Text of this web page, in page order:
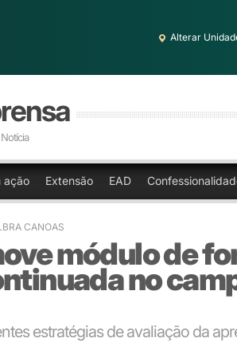
Alterar
ação Extensão EAD
CANOAS
módulo de
no
estratégias de avaliação da